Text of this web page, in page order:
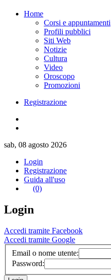
Home
Corsi e appuntamenti
Profili pubblici
Siti Web
Notizie
Cultura
Video
Oroscopo
Promozioni
Registrazione
sab, 08 agosto 2026
Login
Registrazione
Guida all'uso
(0)
Login
Accedi tramite Facebook
Accedi tramite Google
Email o nome utente:
Password: